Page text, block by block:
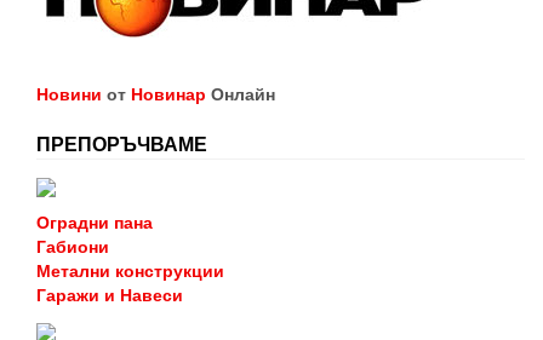
Новини от Новинар Онлайн
ПРЕПОРЪЧВАМЕ
Оградни пана
Габиони
Метални конструкции
Гаражи и Навеси